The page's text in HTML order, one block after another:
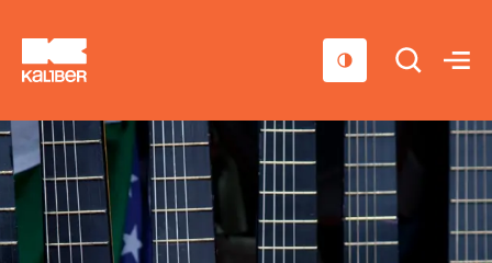
Cursussen
Scholen
Sociaal domein